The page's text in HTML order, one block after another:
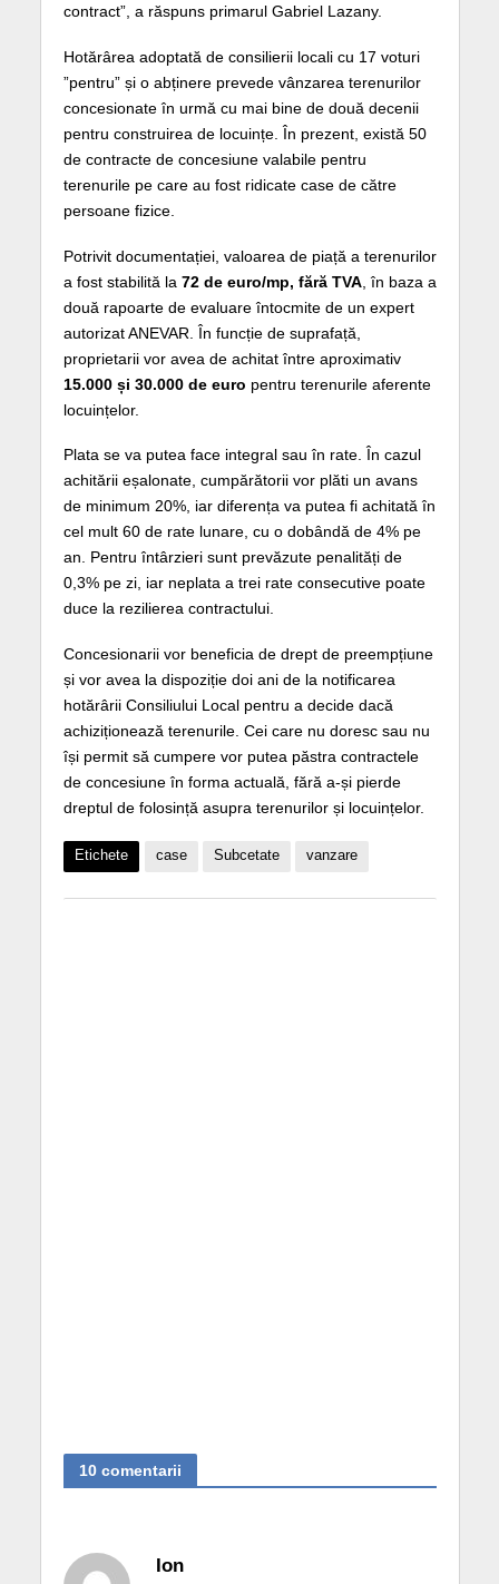
contract”, a răspuns primarul Gabriel Lazany.
Hotărârea adoptată de consilierii locali cu 17 voturi
”pentru” și o abținere prevede vânzarea terenurilor
concesionate în urmă cu mai bine de două decenii
pentru construirea de locuințe. În prezent, există 50
de contracte de concesiune valabile pentru
terenurile pe care au fost ridicate case de către
persoane fizice.
Potrivit documentației, valoarea de piață a terenurilor
a fost stabilită la 72 de euro/mp, fără TVA, în baza a
două rapoarte de evaluare întocmite de un expert
autorizat ANEVAR. În funcție de suprafață,
proprietarii vor avea de achitat între aproximativ
15.000 și 30.000 de euro pentru terenurile aferente
locuințelor.
Plata se va putea face integral sau în rate. În cazul
achitării eșalonate, cumpărătorii vor plăti un avans
de minimum 20%, iar diferența va putea fi achitată în
cel mult 60 de rate lunare, cu o dobândă de 4% pe
an. Pentru întârzieri sunt prevăzute penalități de
0,3% pe zi, iar neplata a trei rate consecutive poate
duce la rezilierea contractului.
Concesionarii vor beneficia de drept de preempțiune
și vor avea la dispoziție doi ani de la notificarea
hotărârii Consiliului Local pentru a decide dacă
achiziționează terenurile. Cei care nu doresc sau nu
își permit să cumpere vor putea păstra contractele
de concesiune în forma actuală, fără a-și pierde
dreptul de folosință asupra terenurilor și locuințelor.
Etichete case Subcetate vanzare
10 comentarii
Ion